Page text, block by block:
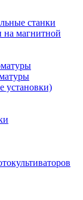
станки
на магнитной
установки)